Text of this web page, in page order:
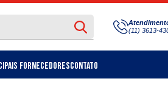
(11) 3613-
FornecedoresContato